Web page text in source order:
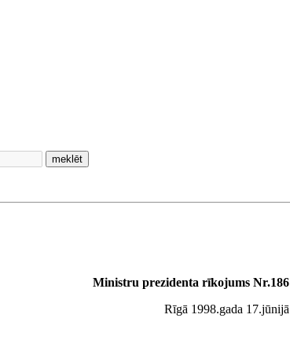
meklēt
Ministru prezidenta rīkojums Nr.186
Rīgā 1998.gada 17.jūnijā